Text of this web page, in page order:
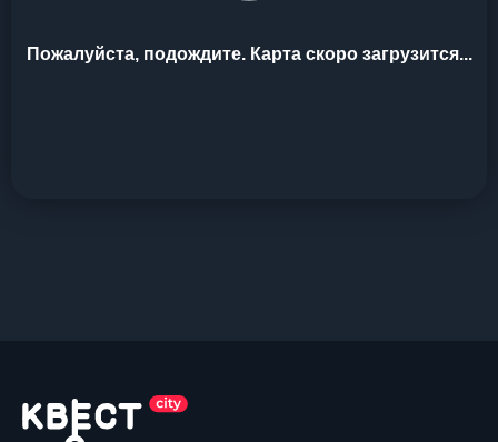
Пожалуйста, подождите. Карта скоро загрузится...